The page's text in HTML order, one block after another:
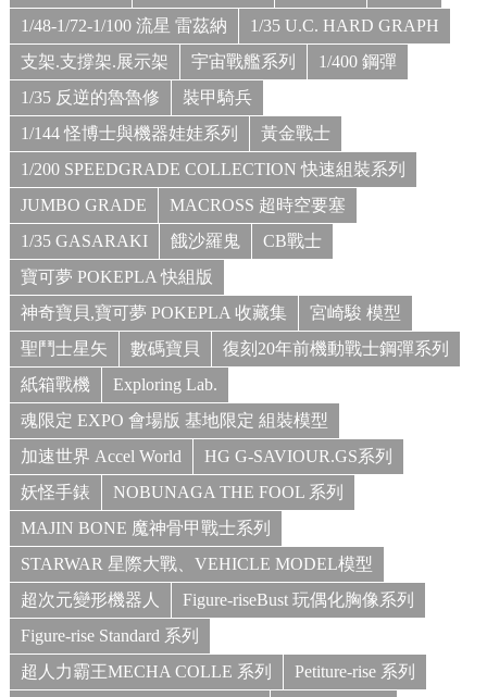
1/48-1/72-1/100 流星 雷茲納
1/35 U.C. HARD GRAPH
支架.支撐架.展示架
宇宙戰艦系列
1/400 鋼彈
1/35 反逆的魯魯修
裝甲騎兵
1/144 怪博士與機器娃娃系列
黃金戰士
1/200 SPEEDGRADE COLLECTION 快速組裝系列
JUMBO GRADE
MACROSS 超時空要塞
1/35 GASARAKI
餓沙羅鬼
CB戰士
寶可夢 POKEPLA 快組版
神奇寶貝,寶可夢 POKEPLA 收藏集
宮崎駿 模型
聖鬥士星矢
數碼寶貝
復刻20年前機動戰士鋼彈系列
紙箱戰機
Exploring Lab.
魂限定 EXPO 會場版 基地限定 組裝模型
加速世界 Accel World
HG G-SAVIOUR.GS系列
妖怪手錶
NOBUNAGA THE FOOL 系列
MAJIN BONE 魔神骨甲戰士系列
STARWAR 星際大戰、VEHICLE MODEL模型
超次元變形機器人
Figure-riseBust 玩偶化胸像系列
Figure-rise Standard 系列
超人力霸王MECHA COLLE 系列
Petiture-rise 系列